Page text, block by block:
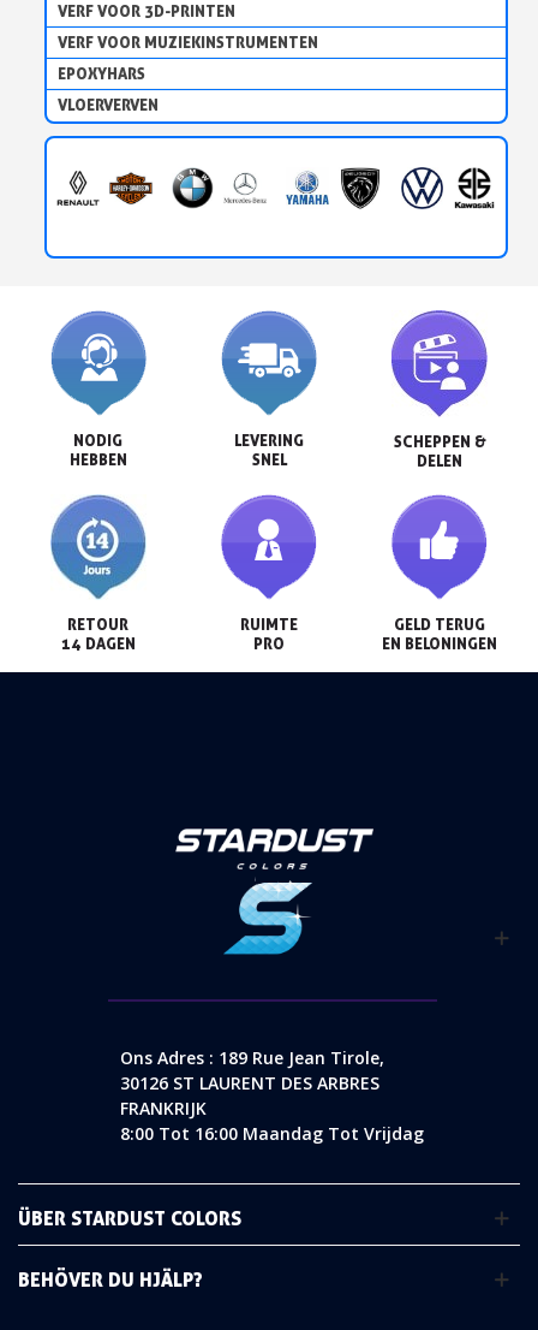
VERF VOOR 3D-PRINTEN
VERF VOOR MUZIEKINSTRUMENTEN
EPOXYHARS
VLOERVERVEN
NODIG
HEBBEN
LEVERING
SNEL
SCHEPPEN &
DELEN
RETOUR
14 DAGEN
RUIMTE
PRO
GELD TERUG
EN BELONINGEN
Ons Adres : 189 Rue Jean Tirole,
30126 ST LAURENT DES ARBRES
FRANKRIJK
8:00 Tot 16:00 Maandag Tot Vrijdag
ÜBER STARDUST COLORS
BEHÖVER DU HJÄLP?